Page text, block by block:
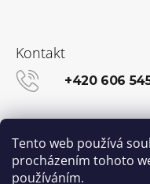
Tento web používá
procházením tohoto
používáním.
Kontakt
+420 606